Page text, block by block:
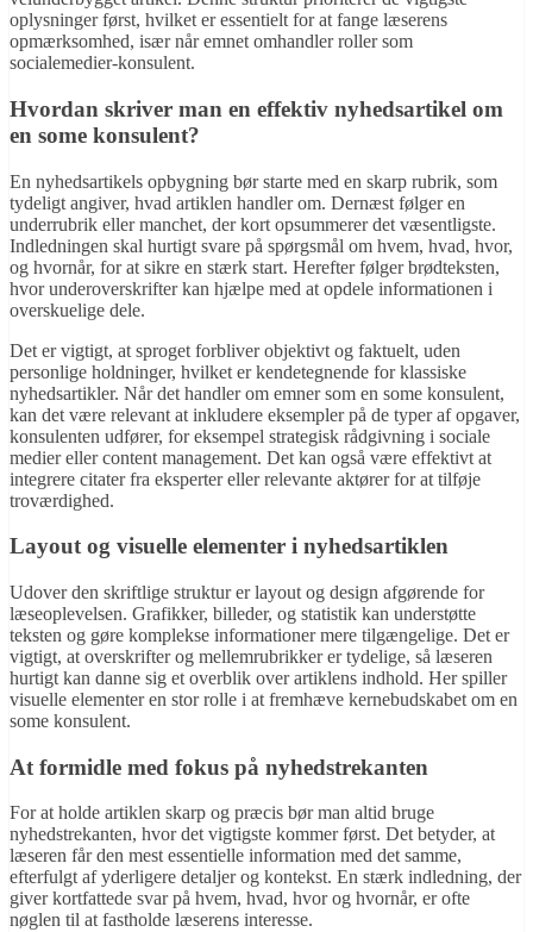
oplysninger først, hvilket er essentielt for at fange læserens
opmærksomhed, især når emnet omhandler roller som
socialemedier-konsulent.
Hvordan skriver man en effektiv nyhedsartikel om
en some konsulent?
En nyhedsartikels opbygning bør starte med en skarp rubrik, som
tydeligt angiver, hvad artiklen handler om. Dernæst følger en
underrubrik eller manchet, der kort opsummerer det væsentligste.
Indledningen skal hurtigt svare på spørgsmål om hvem, hvad, hvor,
og hvornår, for at sikre en stærk start. Herefter følger brødteksten,
hvor underoverskrifter kan hjælpe med at opdele informationen i
overskuelige dele.
Det er vigtigt, at sproget forbliver objektivt og faktuelt, uden
personlige holdninger, hvilket er kendetegnende for klassiske
nyhedsartikler. Når det handler om emner som en some konsulent,
kan det være relevant at inkludere eksempler på de typer af opgaver,
konsulenten udfører, for eksempel strategisk rådgivning i sociale
medier eller content management. Det kan også være effektivt at
integrere citater fra eksperter eller relevante aktører for at tilføje
troværdighed.
Layout og visuelle elementer i nyhedsartiklen
Udover den skriftlige struktur er layout og design afgørende for
læseoplevelsen. Grafikker, billeder, og statistik kan understøtte
teksten og gøre komplekse informationer mere tilgængelige. Det er
vigtigt, at overskrifter og mellemrubrikker er tydelige, så læseren
hurtigt kan danne sig et overblik over artiklens indhold. Her spiller
visuelle elementer en stor rolle i at fremhæve kernebudskabet om en
some konsulent.
At formidle med fokus på nyhedstrekanten
For at holde artiklen skarp og præcis bør man altid bruge
nyhedstrekanten, hvor det vigtigste kommer først. Det betyder, at
læseren får den mest essentielle information med det samme,
efterfulgt af yderligere detaljer og kontekst. En stærk indledning, der
giver kortfattede svar på hvem, hvad, hvor og hvornår, er ofte
nøglen til at fastholde læserens interesse.